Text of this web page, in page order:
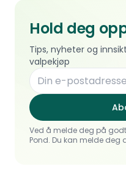
Hold deg
Tips, nyheter og
valpekjøp
Ved å melde deg på
Pond. Du kan melde deg